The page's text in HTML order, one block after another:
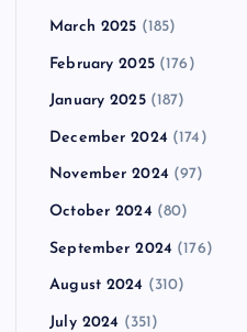
March 2025 (185)
February 2025(176)
January 2025(187)
December 2024 (174)
November 2024 (97)
October 2024 (80)
September 2024 (176)
August 2024 (310)
July 2024 (351)